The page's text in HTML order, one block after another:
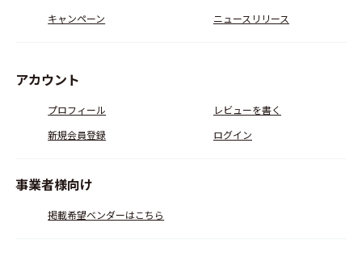
キャンペーン ニュースリリース
アカウント
プロフィール
レビューを書く
新規会員登録
ログイン
事業者様向け
掲載希望ベンダーはこちら